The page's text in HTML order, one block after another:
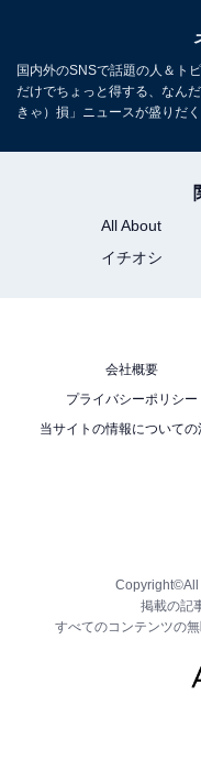
国内外のSNSで話題の人＆ト
だけでちょっと得する、なん
きゃ）損」ニュースが盛りだく
All About
イチオシ
会社概要
プライバシーポリシー
当サイトの情報についての
Copyright©All
掲載の記
すべてのコンテンツの